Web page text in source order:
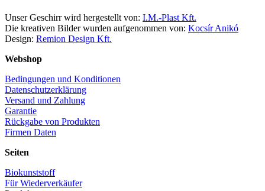
Unser Geschirr wird hergestellt von: I.M.-Plast Kft.
Die kreativen Bilder wurden aufgenommen von: Kocsír Anikó
Design: Remion Design Kft.
Webshop
Bedingungen und Konditionen
Datenschutzerklärung
Versand und Zahlung
Garantie
Rückgabe von Produkten
Firmen Daten
Seiten
Biokunststoff
Für Wiederverkäufer